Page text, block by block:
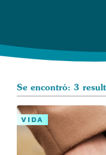
Se encontró: 3
VIDA